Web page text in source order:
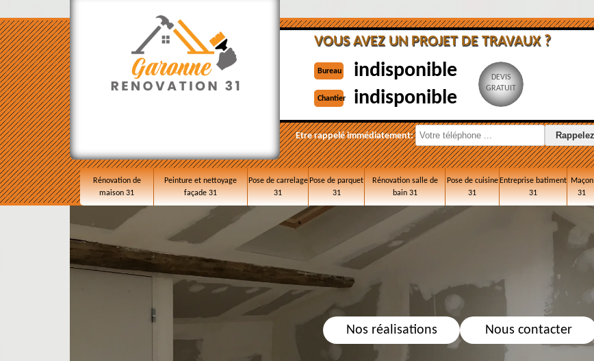
VOUS AVEZ UN PROJET DE TRAVAUX ?
Bureau indisponible
Chantier indisponible
DEVIS
GRATUIT
Etre rappelé immédiatement:
Rénovation de
maison 31
Peinture et nettoyage
façade 31
Pose de carrelage
31
Pose de parquet
31
Rénovation salle de
bain 31
Pose de cuisine
31
Entreprise batiment
31
Maçon
31
Nos réalisations Nous contacter